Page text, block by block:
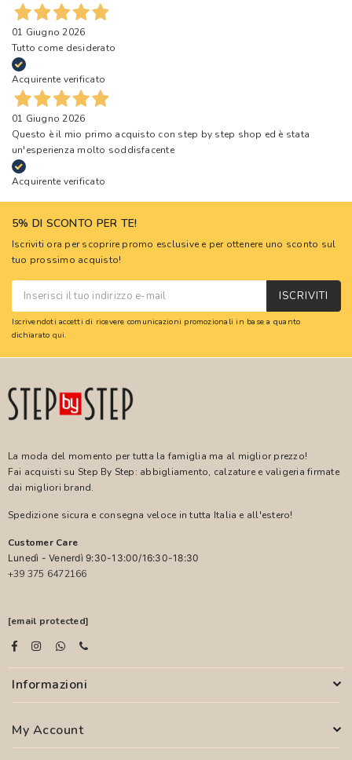
01 Giugno 2026
Tutto come desiderato
Acquirente verificato
01 Giugno 2026
Questo è il mio primo acquisto con step by step shop ed è stata
un'esperienza molto soddisfacente
Acquirente verificato
5% DI SCONTO PER TE!
Iscriviti ora per scoprire promo esclusive e per ottenere uno sconto sul
tuo prossimo acquisto!
ISCRIVITI
Iscrivendoti accetti di ricevere comunicazioni promozionali in base a quanto
dichiarato qui.
La moda del momento per tutta la famiglia ma al miglior prezzo!
Fai acquisti su Step By Step: abbigliamento, calzature e valigeria firmate
dai migliori brand.
Spedizione sicura e consegna veloce in tutta Italia e all'estero!
Customer Care
Lunedì - Venerdì 9:30-13:00/16:30-18:30
+39 375 6472166
[email protected]
Informazioni
My Account